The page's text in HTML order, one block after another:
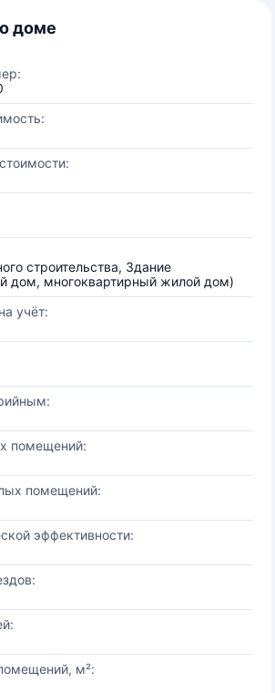
доме
строительства, Здание
дом, многоквартирный жилой дом)
учёт:
помещений:
помещений:
эффективности:
м²: